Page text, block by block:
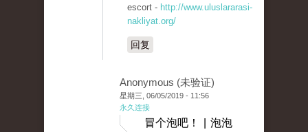
escort - http://www.uluslararasi-
nakliyat.org/
回复
Anonymous (未验证)
星期三, 06/05/2019 - 11:56
永久连接
冒个泡吧！ | 泡泡